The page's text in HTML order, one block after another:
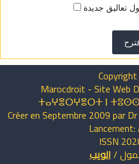
تعاليق جديدة
Marocdroit - Site Web
ⵜⴰⵖⴻⵔⵖⴻⵔⵜ ⵏ
Créer en Septembre 2009 par
ISSN
/الويب